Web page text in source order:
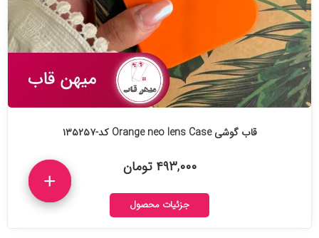
قاب گوشی Orange neo lens Case کد-۱۳۵۲۵۷
۴۹۳,۰۰۰ تومان
جزئیات محصول
+